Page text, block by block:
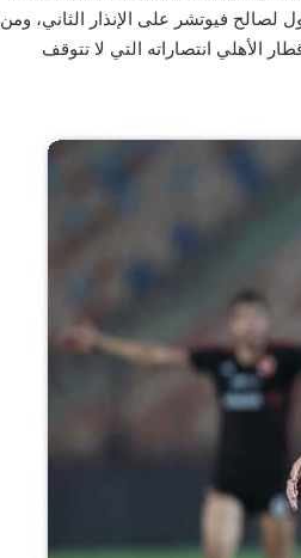
فيوتشر على الإنذار الثاني، ومن
الأهلي انتصاراته التي لا تتوقف